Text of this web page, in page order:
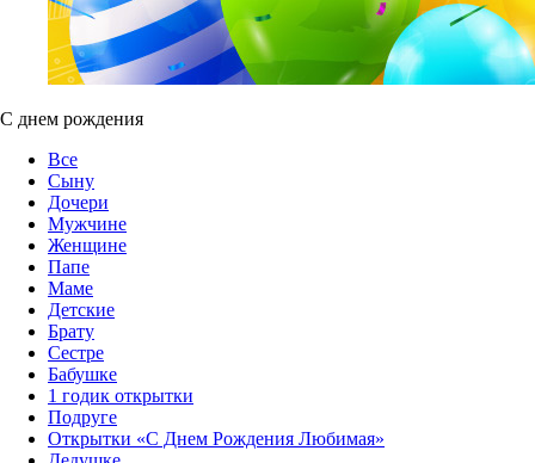
С днем рождения
Все
Сыну
Дочери
Мужчине
Женщине
Папе
Маме
Детские
Брату
Сестре
Бабушке
1 годик открытки
Подруге
Открытки «С Днем Рождения Любимая»‎